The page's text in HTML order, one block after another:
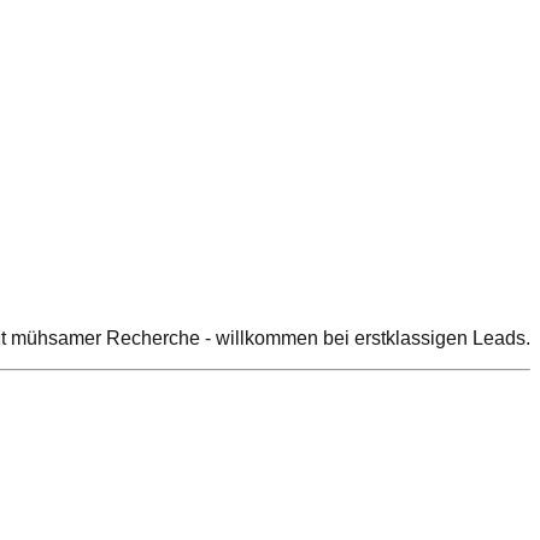
Recherche - willkommen bei erstklassigen Leads.